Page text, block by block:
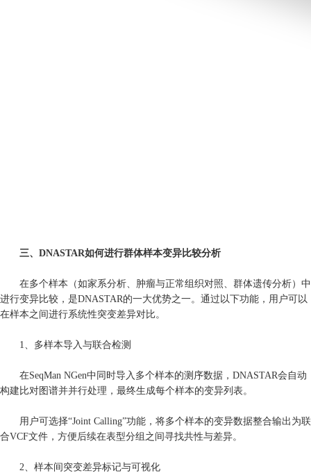
三、DNASTAR如何进行群体样本变异比较分析
在多个样本（如家系分析、肿瘤与正常组织对照、群体遗传分析）中
进行变异比较，是DNASTAR的一大优势之一。通过以下功能，用户可以
在样本之间进行系统性突变差异对比。
1、多样本导入与联合检测
在SeqMan NGen中同时导入多个样本的测序数据，DNASTAR会自动
构建比对图谱并并行处理，最终生成每个样本的变异列表。
用户可选择“Joint Calling”功能，将多个样本的变异数据整合输出为联
合VCF文件，方便后续在表型分组之间寻找共性与差异。
2、样本间突变差异标记与可视化